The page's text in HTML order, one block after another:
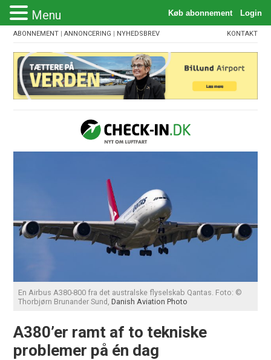
ABONNEMENT |ANNONCERING | NYHEDSBREV KONTAKT
En Airbus A380-800 fra det australske flyselskab Qantas. Foto: ©
Thorbjørn Brunander Sund,Danish Aviation Photo
A380’er ramt af to tekniske
problemer på én dag
Menu